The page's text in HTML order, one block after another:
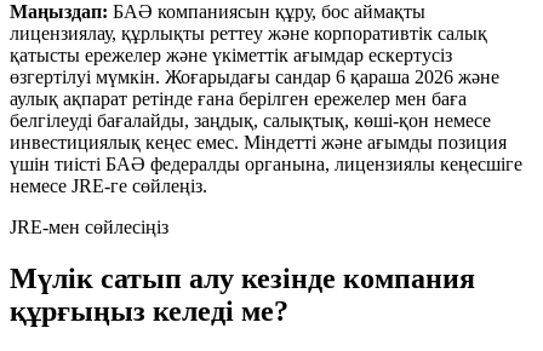
Маңыздап: БАӘ компаниясын құру, бос аймақты
лицензиялау, құрлықты реттеу және корпоративтік салық
қатысты ережелер және үкіметтік ағымдар ескертусіз
өзгертілуі мүмкін. Жоғарыдағы сандар 6 қараша 2026 және
аулық ақпарат ретінде ғана берілген ережелер мен баға
белгілеуді бағалайды, заңдық, салықтық, көші-қон немесе
инвестициялық кеңес емес. Міндетті және ағымды позиция
үшін тиісті БАӘ федералды органына, лицензиялы кеңесшіге
немесе JRE-ге сөйлеңіз.
JRE-мен сөйлесіңіз
Мүлік сатып алу кезінде компания
құрғыңыз келеді ме?